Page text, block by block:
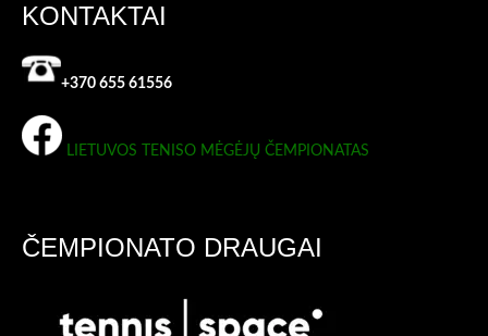
KONTAKTAI
+370 655 61556
LIETUVOS TENISO MĖGĖJŲ ČEMPIONATAS
ČEMPIONATO DRAUGAI